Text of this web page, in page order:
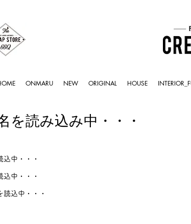
ONMARU NEW ORIGINAL HOUSE
を読み込み中・・・
込中・・・
込中・・・
読込中・・・